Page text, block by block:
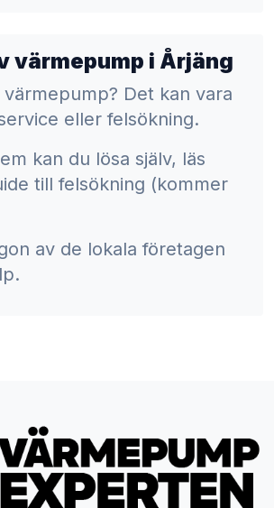
värmepump i Årjäng
Det kan vara
eller felsökning.
kan du lösa själv, läs
till felsökning (kommer
av de lokala företagen